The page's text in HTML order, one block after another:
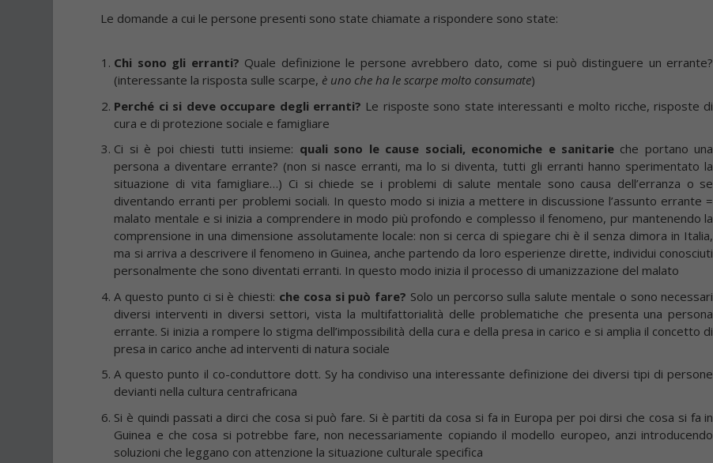
Le domande a cui le persone presenti sono state chiamate a rispondere sono state:
Chi sono gli erranti? Quale definizione le persone avrebbero dato, come si può distinguere un errante?
(interessante la risposta sulle scarpe, è uno che ha le scarpe molto consumate)
Perché ci si deve occupare degli erranti? Le risposte sono state interessanti e molto ricche, risposte di
cura e di protezione sociale e famigliare
Ci si è poi chiesti tutti insieme: quali sono le cause sociali, economiche e sanitarie che portano una
persona a diventare errante? (non si nasce erranti, ma lo si diventa, tutti gli erranti hanno sperimentato la
situazione di vita famigliare…) Ci si chiede se i problemi di salute mentale sono causa dell’erranza o se
diventando erranti per problemi sociali. In questo modo si inizia a mettere in discussione l’assunto errante =
malato mentale e si inizia a comprendere in modo più profondo e complesso il fenomeno, pur mantenendo la
comprensione in una dimensione assolutamente locale: non si cerca di spiegare chi è il senza dimora in Italia,
ma si arriva a descrivere il fenomeno in Guinea, anche partendo da loro esperienze dirette, individui conosciuti
personalmente che sono diventati erranti. In questo modo inizia il processo di umanizzazione del malato
A questo punto ci si è chiesti: che cosa si può fare? Solo un percorso sulla salute mentale o sono necessari
diversi interventi in diversi settori, vista la multifattorialità delle problematiche che presenta una persona
errante. Si inizia a rompere lo stigma dell’impossibilità della cura e della presa in carico e si amplia il concetto di
presa in carico anche ad interventi di natura sociale
A questo punto il co-conduttore dott. Sy ha condiviso una interessante definizione dei diversi tipi di persone
devianti nella cultura centrafricana
Si è quindi passati a dirci che cosa si può fare. Si è partiti da cosa si fa in Europa per poi dirsi che cosa si fa in
Guinea e che cosa si potrebbe fare, non necessariamente copiando il modello europeo, anzi introducendo
soluzioni che leggano con attenzione la situazione culturale specifica